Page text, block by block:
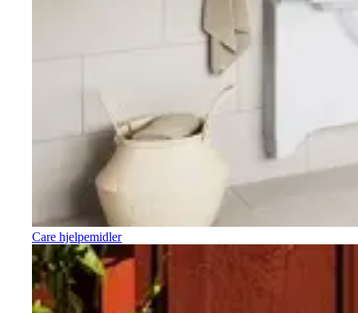
Care hjelpemidler